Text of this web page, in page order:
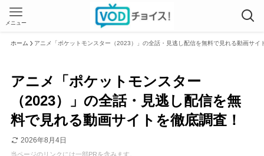
メニュー
ホーム アニメ「ポケットモンスター（2023）」の全話・見逃し配信を無料で見れる動画サイ
アニメ「ポケットモンスター
（2023）」の全話・見逃し配信を無
料で見れる動画サイトを徹底調査！
2026年8月4日
当ページのリンクには一部PRを含みます。